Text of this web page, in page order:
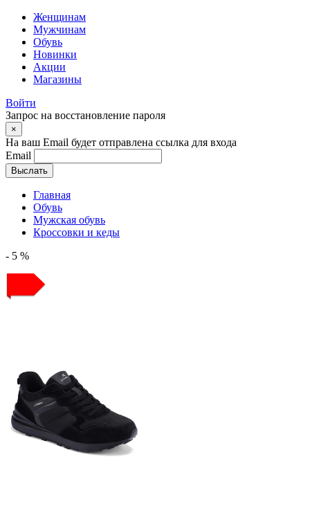
Женщинам
Мужчинам
Обувь
Новинки
Акции
Магазины
Войти
Запрос на восстановление пароля
×
На ваш Email будет отправлена ссылка для входа
Email
Выслать
Главная
Обувь
Мужская обувь
Кроссовки и кеды
- 5 %